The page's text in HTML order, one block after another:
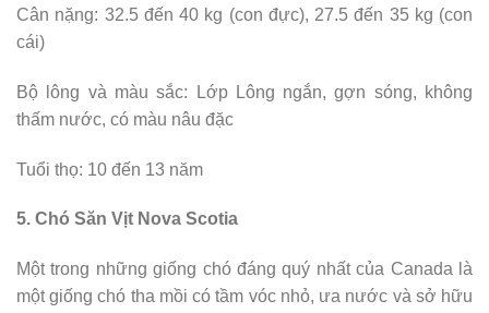
Cân nặng: 32.5 đến 40 kg (con đực), 27.5 đến 35 kg (con
cái)
Bộ lông và màu sắc: Lớp Lông ngắn, gợn sóng, không
thấm nước, có màu nâu đặc
Tuổi thọ: 10 đến 13 năm
5. Chó Săn Vịt Nova Scotia
Một trong những giống chó đáng quý nhất của Canada là
một giống chó tha mồi có tầm vóc nhỏ, ưa nước và sở hữu